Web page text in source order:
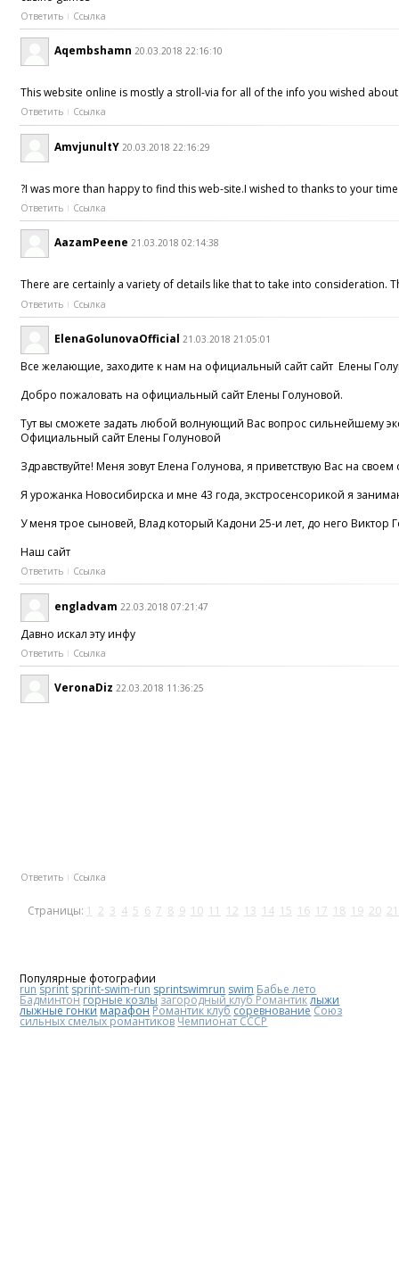
Ответить Ссылка
Aqembshamn 20.03.2018 22:16:10
This website online is mostly a stroll-via for all of the info you wished
Ответить Ссылка
AmvjunultY 20.03.2018 22:16:29
?I was more than happy to find this web-site.I wished to thanks to your
Ответить Ссылка
AazamPeene 21.03.2018 02:14:38
There are certainly a variety of details like that to take into consideration.
Ответить Ссылка
ElenaGolunovaOfficial 21.03.2018 21:05:01
Все желающие, заходите к нам на официальный сайт сайт Елены
Добро пожаловать на официальный сайт Елены Голуновой.
Тут вы сможете задать любой волнующий Вас вопрос сильнейшему
Официальный сайт Елены Голуновой
Здравствуйте! Меня зовут Елена Голунова, я приветствую Вас на
Я урожанка Новосибирска и мне 43 года, экстросенсорикой я
У меня трое сыновей, Влад который Кадони 25-и лет, до него
Наш сайт
Ответить Ссылка
engladvam 22.03.2018 07:21:47
Давно искал эту инфу
Ответить Ссылка
VeronaDiz 22.03.2018 11:36:25
Ответить Ссылка
Страницы: 1 2 3 4 5 6 7 8 9 10 11 12 13 14 15 16 17 18 19 20 21
Популярные фотографии
run sprint sprint-swim-run sprintswimrun swim Бабье лето
Бадминтонгорные козлы загородный клуб Романтиклыжи
лыжные гонки марафонРомантик клубсоревнованиеСоюз
сильных смелых романтиковЧемпионат СССР